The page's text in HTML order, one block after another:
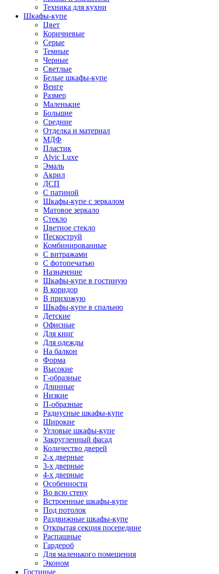
Техника для кухни
Шкафы-купе
Цвет
Коричневые
Серые
Темные
Черные
Светлые
Белые шкафы-купе
Венге
Размер
Маленькие
Большие
Средние
Отделка и материал
МДФ
Пластик
Alvic Luxe
Эмаль
Акрил
ДСП
С патиной
Шкафы-купе с зеркалом
Матовое зеркало
Стекло
Цветное стекло
Пескоструй
Комбинированные
С витражами
С фотопечатью
Назначение
Шкафы-купе в гостиную
В коридор
В прихожую
Шкафы-купе в спальню
Детские
Офисные
Для книг
Для одежды
На балкон
Форма
Высокие
Г-образные
Длинные
Низкие
П-образные
Радиусные шкафы-купе
Широкие
Угловые шкафы-купе
Закругленный фасад
Количество дверей
2-х дверные
3-х дверные
4-х дверные
Особенности
Во всю стену
Встроенные шкафы-купе
Под потолок
Раздвижные шкафы-купе
Открытая секция посередине
Распашные
Гардероб
Для маленького помещения
Эконом
Гостиные